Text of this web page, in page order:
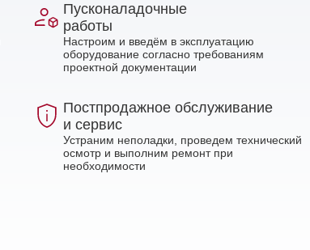
Пусконаладочные
работы
Настроим и введём в эксплуатацию
оборудование согласно требованиям
проектной документации
Постпродажное обслуживание
и сервис
Устраним неполадки, проведем технический
осмотр и выполним ремонт при
необходимости